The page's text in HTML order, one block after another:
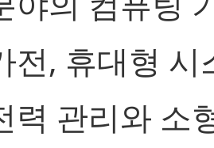
전, 휴대형 시
력 관리와 소